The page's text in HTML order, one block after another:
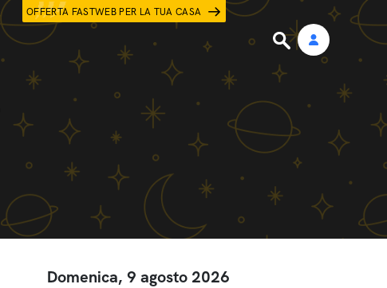
OFFERTA FASTWEB PER LA TUA CASA
Domenica, 9 agosto 2026